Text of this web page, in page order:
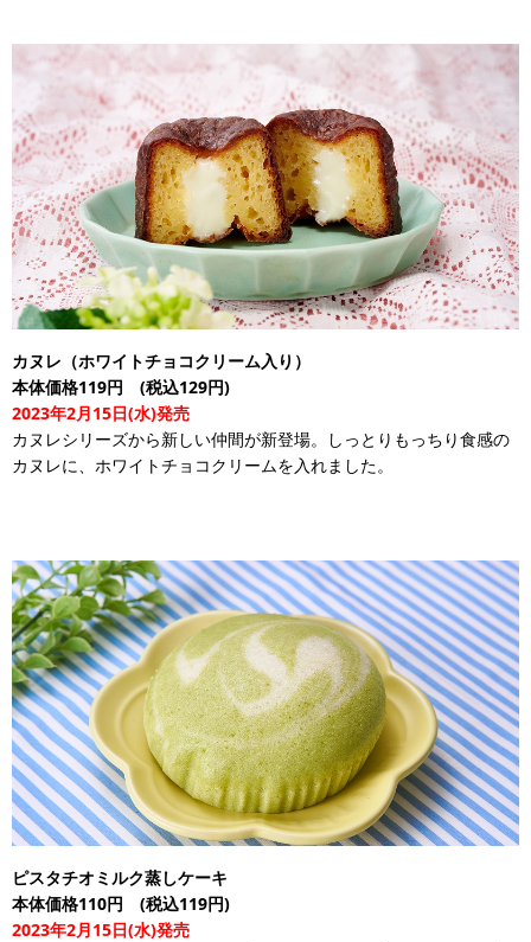
カヌレ（ホワイトチョコクリーム入り）
本体価格119円 (税込129円)
2023年2月15日(水)発売
カヌレシリーズから新しい仲間が新登場。しっとりもっちり食感の
カヌレに、ホワイトチョコクリームを入れました。
ピスタチオミルク蒸しケーキ
本体価格110円 (税込119円)
2023年2月15日(水)発売